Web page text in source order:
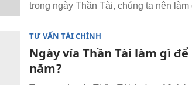
trong ngày Thần Tài, chúng ta nên
TƯ VẤN TÀI CHÍNH
Ngày vía Thần Tài làm gì
năm?